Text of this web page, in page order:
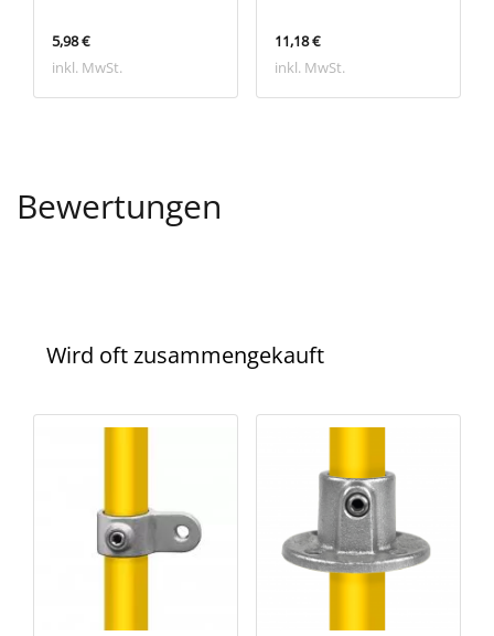
5,98 €
inkl. MwSt.
11,18 €
inkl. MwSt.
Bewertungen
Wird oft zusammengekauft